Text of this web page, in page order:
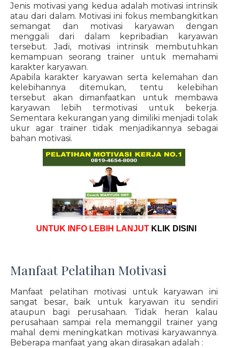
Jenis motivasi yang kedua adalah motivasi intrinsik
atau dari dalam. Motivasi ini fokus membangkitkan
semangat dan motivasi karyawan dengan
menggali dari dalam kepribadian karyawan
tersebut. Jadi, motivasi intrinsik membutuhkan
kemampuan seorang trainer untuk memahami
karakter karyawan.
Apabila karakter karyawan serta kelemahan dan
kelebihannya ditemukan, tentu kelebihan
tersebut akan dimanfaatkan untuk membawa
karyawan lebih termotivasi untuk bekerja.
Sementara kekurangan yang dimiliki menjadi tolak
ukur agar trainer tidak menjadikannya sebagai
bahan motivasi.
UNTUK INFO LEBIH LANJUT KLIK DISINI
Manfaat Pelatihan Motivasi
Manfaat pelatihan motivasi untuk karyawan ini
sangat besar, baik untuk karyawan itu sendiri
ataupun bagi perusahaan. Tidak heran kalau
perusahaan sampai rela memanggil trainer yang
mahal demi meningkatkan motivasi karyawannya.
Beberapa manfaat yang akan dirasakan adalah :